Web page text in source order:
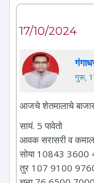
17/10/2024
गुरू,
आजचे शेतमालाचे
सायं. 5 पावेतो
आवक सरासरी व
सोया 10843 3600
तुर 107 9100